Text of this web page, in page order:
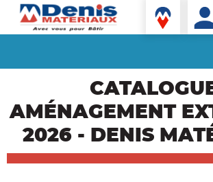
principal
Denis matériaux
AMÉNAGEMENT
2026 - DENIS